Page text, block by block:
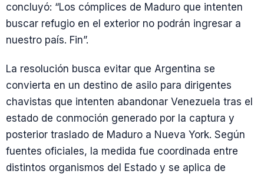
concluyó: “Los cómplices de Maduro que intenten
buscar refugio en el exterior no podrán ingresar a
nuestro país. Fin”.
La resolución busca evitar que Argentina se
convierta en un destino de asilo para dirigentes
chavistas que intenten abandonar Venezuela tras el
estado de conmoción generado por la captura y
posterior traslado de Maduro a Nueva York. Según
fuentes oficiales, la medida fue coordinada entre
distintos organismos del Estado y se aplica de